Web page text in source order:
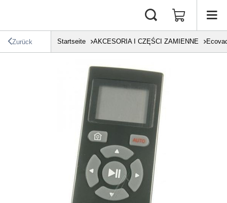
Zurück Startseite AKCESORIA I CZĘŚCI ZAMIENNE